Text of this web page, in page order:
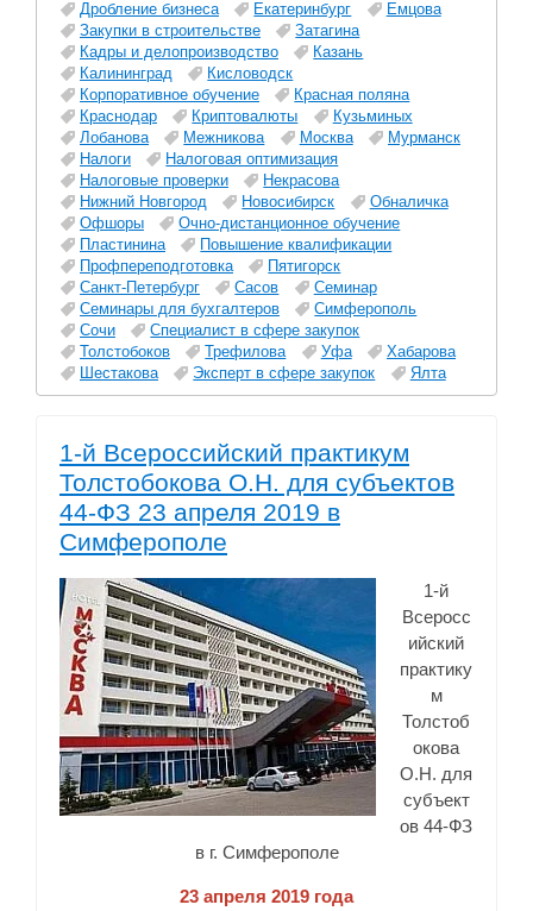
Дробление бизнеса
Екатеринбург
Емцова
Закупки в строительстве
Затагина
Кадры и делопроизводство
Казань
Калининград
Кисловодск
Корпоративное обучение
Красная поляна
Краснодар
Криптовалюты
Кузьминых
Лобанова
Межникова Москва
Мурманск
Налоги
Налоговая оптимизация
Налоговые проверки
Некрасова
Нижний Новгород
Новосибирск
Обналичка
Офшоры
Очно-дистанционное обучение
Пластинина
Повышение квалификации
Профпереподготовка
Пятигорск
Санкт-Петербург
Сасов
Семинар
Семинары для бухгалтеров
Симферополь
Сочи
Специалист в сфере закупок
Толстобоков
Трефилова Уфа
Хабарова
Шестакова
Эксперт в сфере закупок Ялта
1-й Всероссийский практикум
Толстобокова О.Н. для субъектов
44-ФЗ 23 апреля 2019 в
Симферополе
1-й
Всеросс
ийский
практику
м
Толстоб
окова
О.Н. для
субъект
ов 44-ФЗ
в г. Симферополе
23 апреля 2019 года